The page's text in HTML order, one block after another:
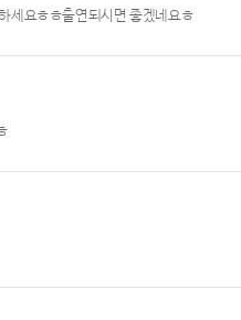
세요ㅎㅎ출연되시면 좋겠네요ㅎ